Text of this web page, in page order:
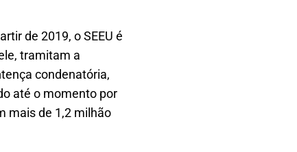
de 2019, o SEEU é
tramitam a
condenatória,
até o momento por
mais de 1,2 milhão